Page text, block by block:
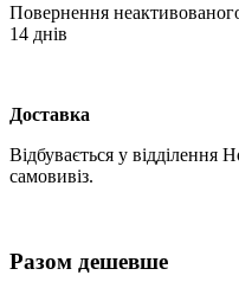
Повернення
14 днів
Доставка
Відбувається у відділення
самовивіз.
Разом дешевше